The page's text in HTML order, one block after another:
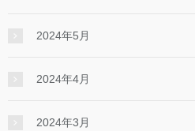
2024年5月
2024年4月
2024年3月